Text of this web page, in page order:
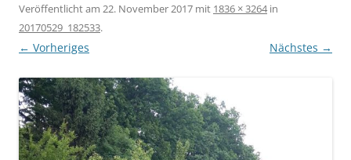
Veröffentlicht am 22. November 2017 mit 1836 × 3264in
20170529_182533.
← Vorheriges Nächstes →